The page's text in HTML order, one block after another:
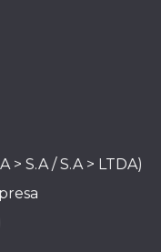
S.A / S.A > LTDA)